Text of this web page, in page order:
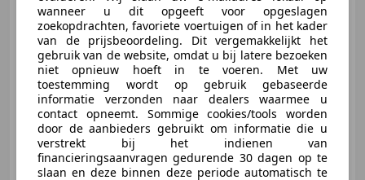
€ 19.450
06/1972 33.968 km Benzine 32 kW (44 PK)
Klassiek Aktief
NL-3925 CG SCHERPENZEEL
wanneer u dit opgeeft voor opgeslagen
zoekopdrachten, favoriete voertuigen of in het kader
van de prijsbeoordeling. Dit vergemakkelijkt het
gebruik van de website, omdat u bij latere bezoeken
niet opnieuw hoeft in te voeren. Met uw
toestemming wordt op gebruik gebaseerde
informatie verzonden naar dealers waarmee u
contact opneemt. Sommige cookies/tools worden
door de aanbieders gebruikt om informatie die u
verstrekt bij het indienen van
financieringsaanvragen gedurende 30 dagen op te
slaan en deze binnen deze periode automatisch te